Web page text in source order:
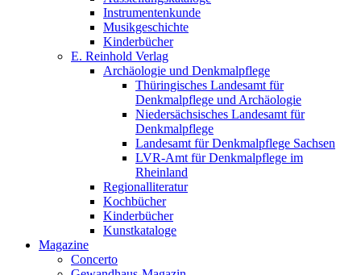
Instrumentenkunde
Musikgeschichte
Kinderbücher
E. Reinhold Verlag
Archäologie und Denkmalpflege
Thüringisches Landesamt für
Denkmalpflege und Archäologie
Niedersächsisches Landesamt für
Denkmalpflege
Landesamt für Denkmalpflege Sachsen
LVR-Amt für Denkmalpflege im
Rheinland
Regionalliteratur
Kochbücher
Kinderbücher
Kunstkataloge
Magazine
Concerto